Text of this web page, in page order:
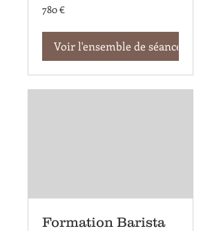
780
euros
780 €
Voir l'ensemble de séances
Formation Barista